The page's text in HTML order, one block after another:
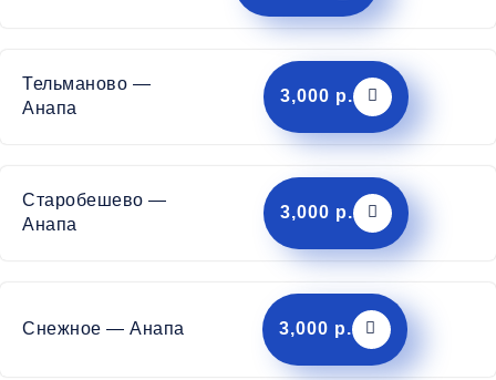
Тельманово —
Анапа
3,000 р.
Старобешево —
Анапа
3,000 р.
Снежное — Анапа 3,000 р.